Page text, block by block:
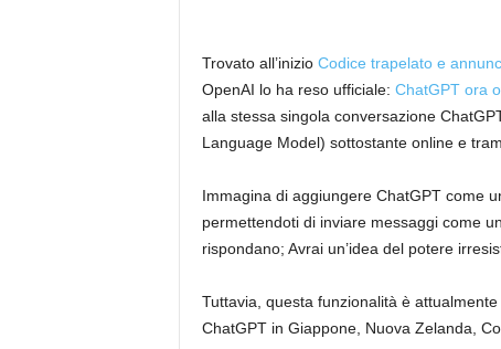
Trovato all’inizio Codice trapelato e
OpenAI lo ha reso ufficiale: ChatGPT ora
alla stessa singola conversazione
Language Model) sottostante online e
Immagina di aggiungere ChatGPT come
permettendoti di inviare messaggi come
rispondano; Avrai un’idea del potere
Tuttavia, questa funzionalità è
ChatGPT in Giappone, Nuova Zelanda,